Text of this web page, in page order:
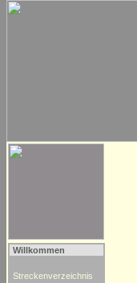
Willkommen
Streckenverzeichnis